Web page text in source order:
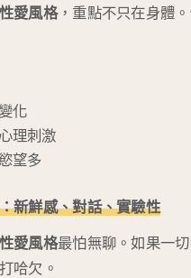
愛風格，重點不只在身體
化
理刺激
望多
新鮮感、對話、實驗性
愛風格最怕無聊。如果一
哈欠。